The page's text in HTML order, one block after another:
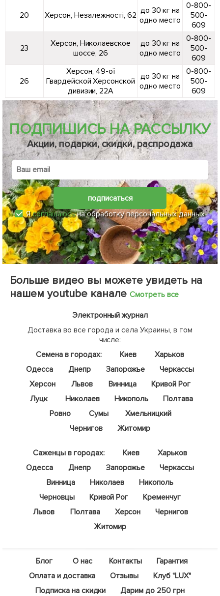
20 Херсон, Незалежності, 62 до 30 кг на
одно место
0-800-
500-
609
23
Херсон, Николаевское
шоссе, 26
до 30 кг на
одно место
0-800-
500-
609
26
Херсон, 49-ої
Гвардейской Херсонской
дивизии, 22А
до 30 кг на
одно место
0-800-
500-
609
ПОДПИШИСЬ НА РАССЫЛКУ
Акции, подарки, скидки, распродажа
подписаться
Ясоглашаюсьна обработку персональных данных
Больше видео вы можете увидеть на
нашем youtube канале Смотреть все
Электронный журнал
Доставка во все города и села Украины, в том
числе:
Семена в городах:
Киев
Харьков
Одесса
Днепр Запорожье
Черкассы
Херсон
Львов Винница
Кривой Рог
Луцк
Николаев Никополь
Полтава
Ровно
Сумы
Хмельницкий
Чернигов
Житомир
Саженцы в городах: Киев
Харьков
Одесса
Днепр Запорожье
Черкассы
Винница
Николаев
Никополь
Черновцы
Кривой Рог
Кременчуг
Львов
Полтава Херсон
Чернигов
Житомир
Блог О нас Контакты
Гарантия
Оплата и доставка
Отзывы
Клуб "LUX"
Подписка на скидки
Дарим до 250 грн